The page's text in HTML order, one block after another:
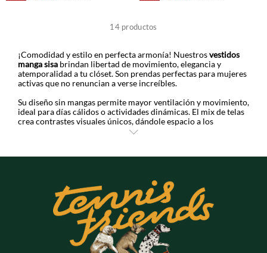
+
+
14 productos
¡Comodidad y estilo en perfecta armonía! Nuestrosvestidos
manga sisa brindan libertad de movimiento, elegancia y
atemporalidad a tu clóset. Son prendas perfectas para mujeres
activas que no renuncian a verse increíbles.
Su diseño sin mangas permite mayor ventilación y movimiento,
ideal para días cálidos o actividades dinámicas. El mix de telas
crea contrastes visuales únicos, dándole espacio a los
estampados para que añadan un toque de personalidad.
para eventos más formales. La versatilidad de los
permite combinaciones con chaquetas, cardigans o
accesorios según el clima y la ocasión. ¡Muévete con estilo
Tennis! Haz tus pedidos con pagos en línea o efectivo con total
seguridad.